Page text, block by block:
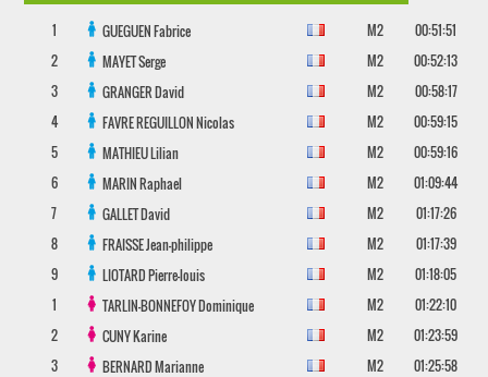
1 GUEGUENFabrice M2
00:51:51
2
MAYETSerge M2
00:52:13
3
GRANGERDavid M2
00:58:17
4
FAVRE REGUILLONNicolas M2
00:59:15
5
MATHIEULilian M2
00:59:16
6
MARINRaphael M2
01:09:44
7
GALLETDavid M2
01:17:26
8
FRAISSEJean-philippe M2
01:17:39
9
LIOTARDPierre-louis M2
01:18:05
1
TARLIN-BONNEFOYDominique M2
01:22:10
2
CUNYKarine M2
01:23:59
3
BERNARDMarianne M2
01:25:58